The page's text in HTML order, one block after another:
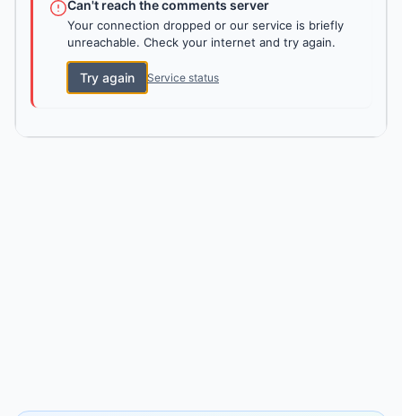
Can't reach the comments server
Your connection dropped or our service is briefly
unreachable. Check your internet and try again.
Try again Service status